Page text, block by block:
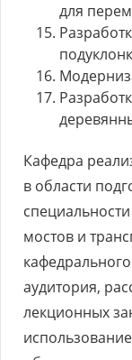
для
Кафедра
в области
мостов и
аудитория,
лекционных